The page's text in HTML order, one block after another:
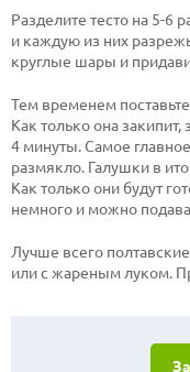
Разделите тесто на 5-6
и каждую из них
круглые шары и
Тем временем
Как только она
4 минуты. Самое
размякло. Галушки в
Как только они будут
немного и можно
Лучше всего
или с жареным луком.